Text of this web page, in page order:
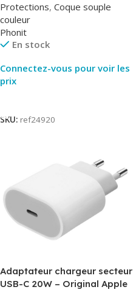
Protections, Coque souple
couleur
Phonit
En stock
Connectez-vous pour voir les
prix
SKU: ref24920
Adaptateur chargeur secteur
USB-C 20W – Original Apple